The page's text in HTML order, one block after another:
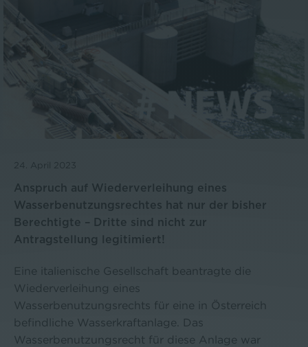
24. April 2023
Anspruch auf Wiederverleihung eines
Wasserbenutzungsrechtes hat nur der bisher
Berechtigte – Dritte sind nicht zur
Antragstellung legitimiert!
Eine italienische Gesellschaft beantragte die
Wiederverleihung eines
Wasserbenutzungsrechts für eine in Österreich
befindliche Wasserkraftanlage. Das
Wasserbenutzungsrecht für diese Anlage war